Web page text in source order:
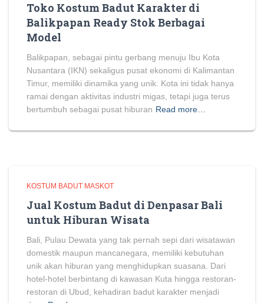
Toko Kostum Badut Karakter di
Balikpapan Ready Stok Berbagai
Model
Balikpapan, sebagai pintu gerbang menuju Ibu Kota
Nusantara (IKN) sekaligus pusat ekonomi di Kalimantan
Timur, memiliki dinamika yang unik. Kota ini tidak hanya
ramai dengan aktivitas industri migas, tetapi juga terus
bertumbuh sebagai pusat hiburan Read more…
KOSTUM BADUT MASKOT
Jual Kostum Badut di Denpasar Bali
untuk Hiburan Wisata
Bali, Pulau Dewata yang tak pernah sepi dari wisatawan
domestik maupun mancanegara, memiliki kebutuhan
unik akan hiburan yang menghidupkan suasana. Dari
hotel-hotel berbintang di kawasan Kuta hingga restoran-
restoran di Ubud, kehadiran badut karakter menjadi